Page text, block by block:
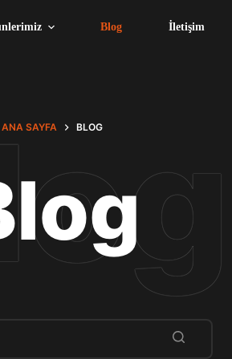
Blog İletişim
ANA SAYFA BLOG